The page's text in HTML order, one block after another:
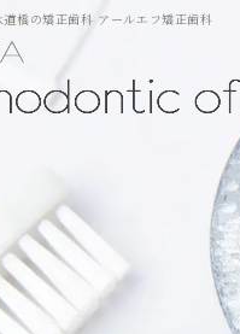
橋の矯正歯科 アールエフ矯正歯科